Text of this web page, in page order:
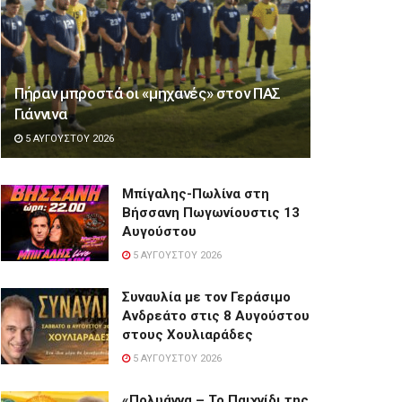
Πήραν μπροστά οι «μηχανές» στον ΠΑΣ
Γιάννινα
5 ΑΥΓΟΎΣΤΟΥ 2026
Μπίγαλης-Πωλίνα στη
Βήσσανη Πωγωνίουστις 13
Αυγούστου
5 ΑΥΓΟΎΣΤΟΥ 2026
Συναυλία με τον Γεράσιμο
Ανδρεάτο στις 8 Αυγούστου
στους Χουλιαράδες
5 ΑΥΓΟΎΣΤΟΥ 2026